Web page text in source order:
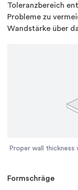
Toleranzbereich
Probleme zu
Wandstärke über
Proper wall
Formschräge